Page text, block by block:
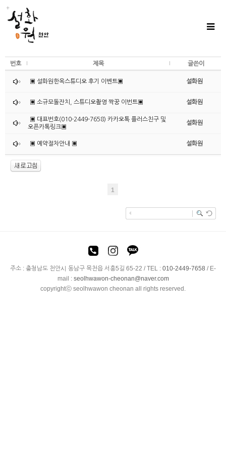
번호 제목 글쓴이
▣ 설화원한옥스튜디오 후기 이벤트▣ 설화원
▣ 소규모돌잔치, 스튜디오촬영 짝꿍 이번트▣ 설화원
▣ 대표번호(010-2449-7658) 카카오톡 플러스친구 및
오픈카톡링크▣
설화원
▣ 예약절차안내 ▣ 설화원
1
주소 : 충청남도 천안시 동남구 목천읍 서흥5길 65-22 / TEL : 010-2449-7658 / E-
mail : seolhwawon-cheonan@naver.com
copyrightⓒ seolhwawon cheonan all rights reserved.